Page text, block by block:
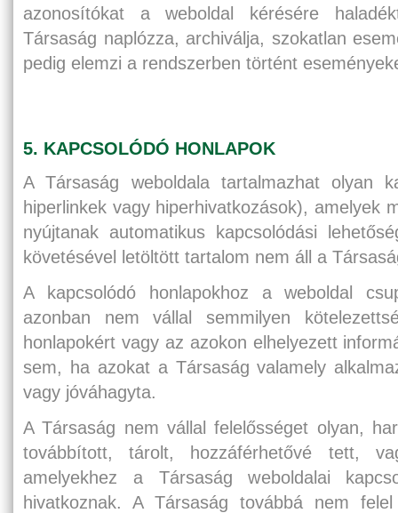
azonosítókat a weboldal kérésére
Társaság naplózza, archiválja, szokatlan
pedig elemzi a rendszerben történt
5. KAPCSOLÓDÓ HONLAPOK
A Társaság weboldala tartalmazhat olyan
hiperlinkek vagy hiperhivatkozások), amelyek
nyújtanak automatikus kapcsolódási
követésével letöltött tartalom nem áll a
A kapcsolódó honlapokhoz a weboldal
azonban nem vállal semmilyen
honlapokért vagy az azokon elhelyezett
sem, ha azokat a Társaság valamely
vagy jóváhagyta.
A Társaság nem vállal felelősséget olyan,
továbbított, tárolt, hozzáférhetővé tett,
amelyekhez a Társaság weboldalai
hivatkoznak. A Társaság továbbá nem